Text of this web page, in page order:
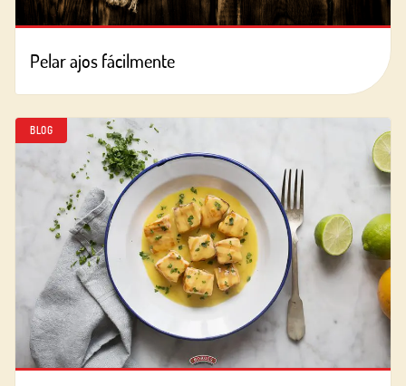
Pelar ajos fácilmente
BLOG